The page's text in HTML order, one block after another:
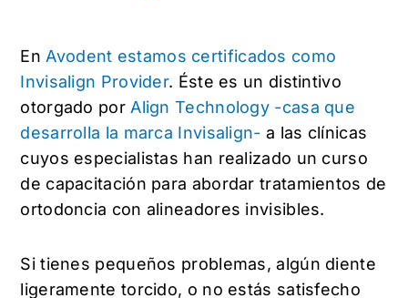
En Avodent estamos certificados como
Invisalign Provider. Éste es un distintivo
otorgado porAlign Technology -casa que
desarrolla la marca Invisalign- a las clínicas
cuyos especialistas han realizado un curso
de capacitación para abordar tratamientos de
ortodoncia con alineadores invisibles.
Si tienes pequeños problemas, algún diente
ligeramente torcido, o no estás satisfecho